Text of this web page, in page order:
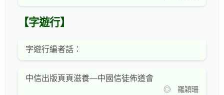
【字遊行】
字遊行編者話：
中信出版頁頁滋養—中國信徒佈道會
◎ 羅穎珊